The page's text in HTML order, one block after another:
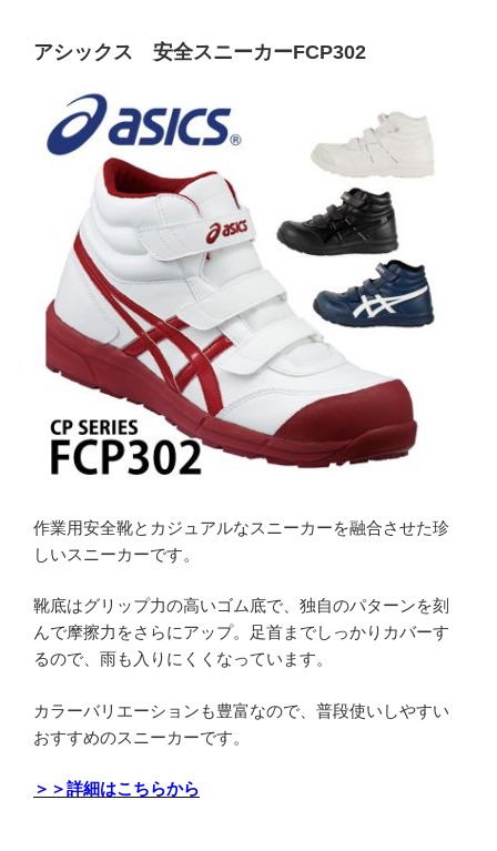
アシックス 安全スニーカーFCP302
作業用安全靴とカジュアルなスニーカーを融合させた珍
しいスニーカーです。
靴底はグリップ力の高いゴム底で、独自のパターンを刻
んで摩擦力をさらにアップ。足首までしっかりカバーす
るので、雨も入りにくくなっています。
カラーバリエーションも豊富なので、普段使いしやすい
おすすめのスニーカーです。
＞＞詳細はこちらから